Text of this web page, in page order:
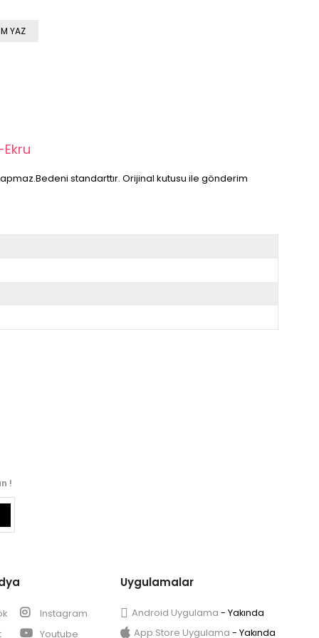
YAZ
standarttır. Orijinal kutusu ile gönderim
!
Instagram
Youtube
Uygulamalar
Android Uygulama - Yakında
App Store Uygulama - Yakında